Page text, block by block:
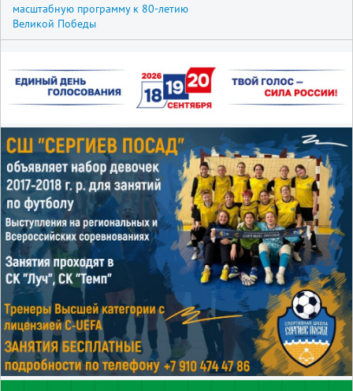
масштабную программу к 80-летию
Великой Победы